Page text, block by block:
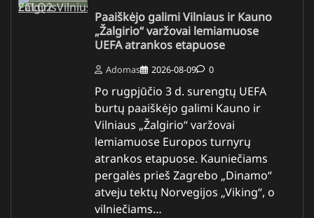
Paaiškėjo galimi Vilniaus ir Kauno
„Žalgirio“ varžovai lemiamuose
UEFA atrankos etapuose
Adomas 2026-08-09 0
Po rugpjūčio 3 d. surengtų UEFA
burtų paaiškėjo galimi Kauno ir
Vilniaus „Žalgirio“ varžovai
lemiamuose Europos turnyrų
atrankos etapuose. Kauniečiams
pergalės prieš Zagrebo „Dinamo“
atveju tektų Norvegijos „Viking“, o
vilniečiams…